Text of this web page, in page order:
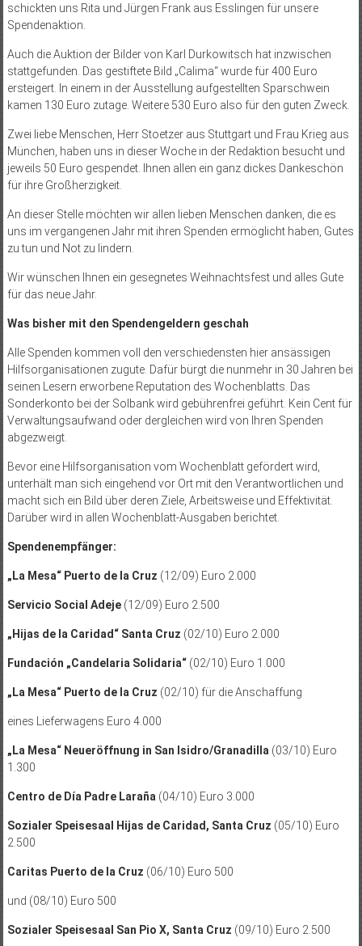
schickten uns Rita und Jürgen Frank aus Esslingen für unsere
Spendenaktion.
Auch die Auktion der Bilder von Karl Durkowitsch hat inzwischen
stattgefunden. Das gestiftete Bild „Calima“ wurde für 400 Euro
ersteigert. In einem in der Ausstellung aufgestellten Sparschwein
kamen 130 Euro zutage. Weitere 530 Euro also für den guten Zweck.
Zwei liebe Menschen, Herr Stoetzer aus Stuttgart und Frau Krieg aus
München, haben uns in dieser Woche in der Redaktion besucht und
jeweils 50 Euro gespendet. Ihnen allen ein ganz dickes Dankeschön
für ihre Großherzigkeit.
An dieser Stelle möchten wir allen lieben Menschen danken, die es
uns im vergangenen Jahr mit ihren Spenden ermöglicht haben, Gutes
zu tun und Not zu lindern.
Wir wünschen Ihnen ein gesegnetes Weihnachtsfest und alles Gute
für das neue Jahr.
Was bisher mit den Spendengeldern geschah
Alle Spenden kommen voll den verschiedensten hier ansässigen
Hilfsorganisationen zugute. Dafür bürgt die nunmehr in 30 Jahren bei
seinen Lesern erworbene Reputation des Wochenblatts. Das
Sonderkonto bei der Solbank wird gebührenfrei geführt. Kein Cent für
Verwaltungsaufwand oder dergleichen wird von Ihren Spenden
abgezweigt.
Bevor eine Hilfsorganisation vom Wochenblatt gefördert wird,
unterhält man sich eingehend vor Ort mit den Verantwortlichen und
macht sich ein Bild über deren Ziele, Arbeitsweise und Effektivität.
Darüber wird in allen Wochenblatt-Ausgaben berichtet.
Spendenempfänger:
„La Mesa“ Puerto de la Cruz (12/09) Euro 2.000
Servicio Social Adeje(12/09) Euro 2.500
„Hijas de la Caridad“ Santa Cruz (02/10) Euro 2.000
Fundación „Candelaria Solidaria“(02/10) Euro 1.000
„La Mesa“ Puerto de la Cruz (02/10) für die Anschaffung
eines Lieferwagens Euro 4.000
„La Mesa“ Neueröffnung in San Isidro/Granadilla (03/10) Euro
1.300
Centro de Día Padre Laraña (04/10) Euro 3.000
Sozialer Speisesaal Hijas de Caridad, Santa Cruz (05/10) Euro
2.500
Caritas Puerto de la Cruz (06/10) Euro 500
und (08/10) Euro 500
Sozialer Speisesaal San Pio X, Santa Cruz (09/10) Euro 2.500